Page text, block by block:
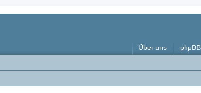
Über uns phpBB